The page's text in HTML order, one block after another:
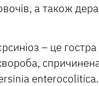
а також
– це гостра
enterocolitica.